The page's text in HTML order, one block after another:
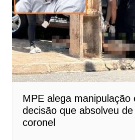
MPE alega manipulação
decisão que absolveu
coronel